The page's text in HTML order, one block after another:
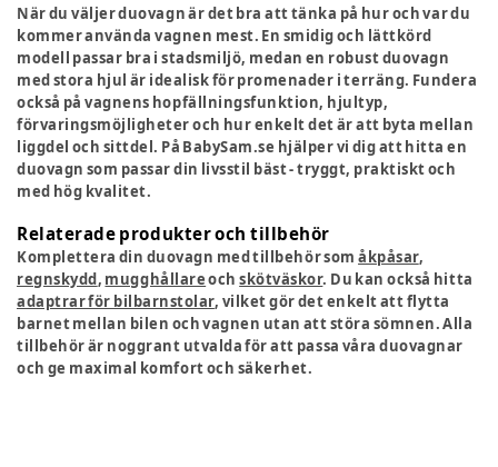
När du väljer duovagn är det bra att tänka på hur och var du
kommer använda vagnen mest. En smidig och lättkörd
modell passar bra i stadsmiljö, medan en robust duovagn
med stora hjul är idealisk för promenader i terräng. Fundera
också på vagnens hopfällningsfunktion, hjultyp,
förvaringsmöjligheter och hur enkelt det är att byta mellan
liggdel och sittdel. På BabySam.se hjälper vi dig att hitta en
duovagn som passar din livsstil bäst - tryggt, praktiskt och
med hög kvalitet.
Relaterade produkter och tillbehör
Komplettera din duovagn med tillbehör somåkpåsar,
regnskydd, mugghållareochskötväskor. Du kan också hitta
adaptrar för bilbarnstolar, vilket gör det enkelt att flytta
barnet mellan bilen och vagnen utan att störa sömnen. Alla
tillbehör är noggrant utvalda för att passa våra duovagnar
och ge maximal komfort och säkerhet.